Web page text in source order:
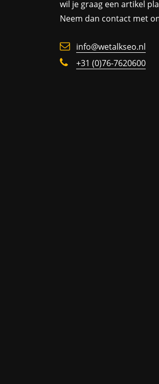
wil je graag een artikel
Neem dan contact met
info@wetalkseo.nl
+31 (0)76-7620600